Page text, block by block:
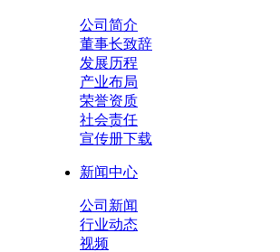
公司简介
董事长致辞
发展历程
产业布局
荣誉资质
社会责任
宣传册下载
新闻中心
公司新闻
行业动态
视频